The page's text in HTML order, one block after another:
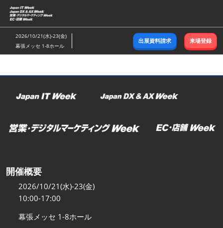
ス
キ
ッ
し
2026/10/21(水)-23(金)
幕張メッセ 1-8ホール
出展資料請求 来場登録
開催概要
2026/10/21(水)-23(金)
10:00-17:00
幕張メッセ 1-8ホール